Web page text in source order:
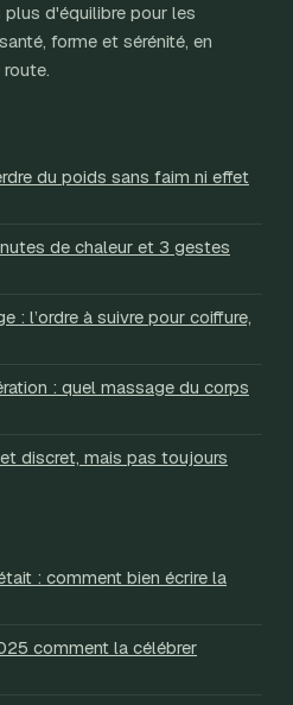
d'équilibre pour les
forme et sérénité, en
du poids sans faim ni effet
de chaleur et 3 gestes
: l’ordre à suivre pour coiffure,
: quel massage du corps
discret, mais pas toujours
: comment bien écrire la
comment la célébrer